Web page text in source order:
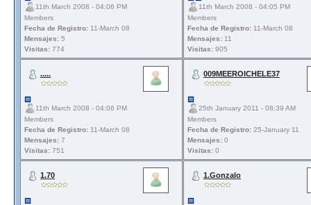
11th March 2008 - 04:06 PM
Members
Fecha de Registro: 11-March 08
Mensajes: 5
Visitas: 774
11th March 2008 - 04:05 PM
Members
Fecha de Registro: 11-March 08
Mensajes: 11
Visitas: 905
.....
11th March 2008 - 04:06 PM
Members
Fecha de Registro: 11-March 08
Mensajes: 7
Visitas: 751
009MEEROICHELE37
25th January 2011 - 08:39 AM
Members
Fecha de Registro: 25-January 11
Mensajes: 0
Visitas: 0
1.70 1.Gonzalo